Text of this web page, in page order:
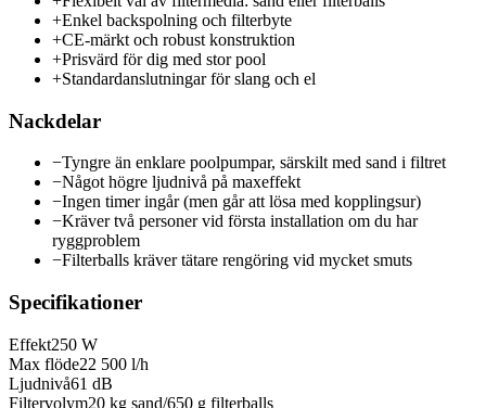
+Enkel backspolning och filterbyte
+CE-märkt och robust konstruktion
+Prisvärd för dig med stor pool
+Standardanslutningar för slang och el
Nackdelar
−Tyngre än enklare poolpumpar, särskilt med sand i filtret
−Något högre ljudnivå på maxeffekt
−Ingen timer ingår (men går att lösa med kopplingsur)
−Kräver två personer vid första installation om du har
ryggproblem
−Filterballs kräver tätare rengöring vid mycket smuts
Specifikationer
Effekt250 W
Max flöde22 500 l/h
Ljudnivå61 dB
Filtervolym20 kg sand/650 g filterballs